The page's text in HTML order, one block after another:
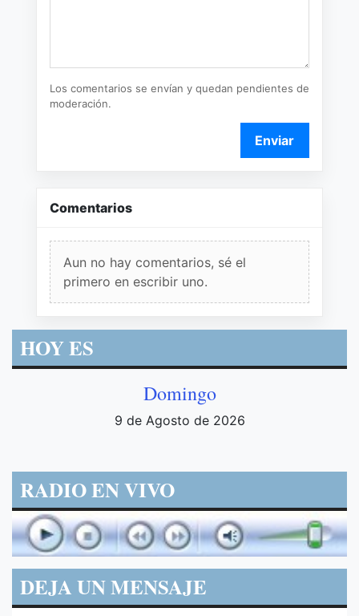
Los comentarios se envían y quedan pendientes de
moderación.
Enviar
Comentarios
Aun no hay comentarios, sé el
primero en escribir uno.
HOY ES
Domingo
9 de Agosto de 2026
RADIO EN VIVO
DEJA UN MENSAJE